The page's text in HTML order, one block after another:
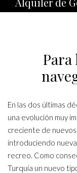
Para
En las dos últimas
una evolución muy
creciente de
introduciendo
recreo. Como
Turquía un nuevo